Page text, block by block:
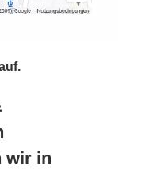
wir in